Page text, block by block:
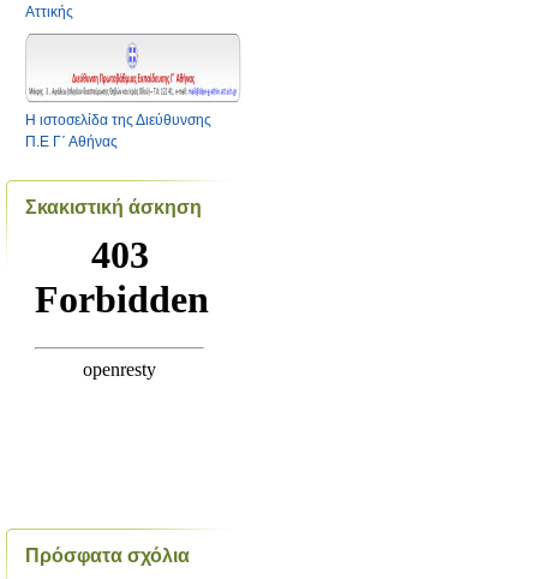
Αττικής
Η ιστοσελίδα της Διεύθυνσης
Π.Ε Γ΄ Αθήνας
Σκακιστική άσκηση
Πρόσφατα σχόλια